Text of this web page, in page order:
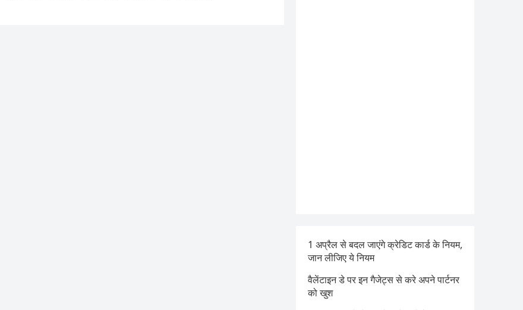
1 अप्रैल से बदल जाएंगे क्रेडिट कार्ड के नियम,
जान लीजिए ये नियम
वैलेंटाइन डे पर इन गैजेट्स से करे अपने पार्टनर
को खुश